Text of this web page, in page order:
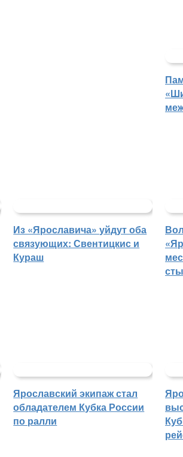
Из «Ярославича» уйдут оба
связующих: Свентицкис и
Кураш
Ярославский экипаж стал
обладателем Кубка России
по ралли